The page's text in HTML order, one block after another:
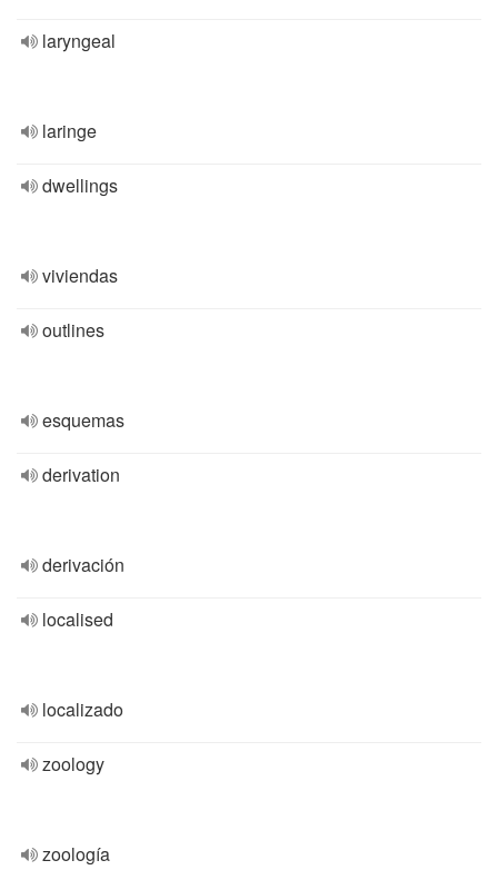
laryngeal
laringe
dwellings
viviendas
outlines
esquemas
derivation
derivación
localised
localizado
zoology
zoología